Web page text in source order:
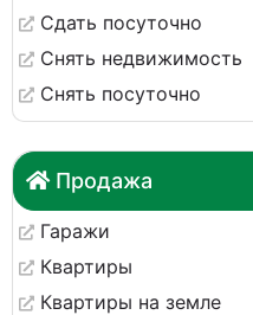
Сдать посуточно
Снять недвижимость
Снять посуточно
Продажа
Гаражи
Квартиры
Квартиры на земле